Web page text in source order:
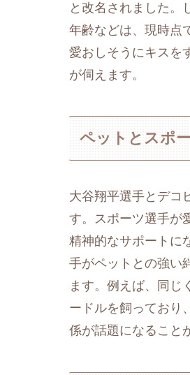
と改名されました。
年齢などは、現時点
愛おしそうにキスを
が伺えます。
ペットとスポ
大谷翔平選手とデコ
す。スポーツ選手が
精神的なサポートに
手がペットとの強い
ます。例えば、同じ
ードルを飼っており
係が話題になること